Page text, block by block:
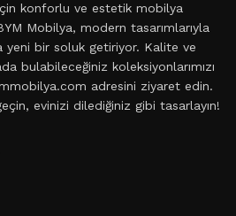
konforlu ve estetik mobilya
Mobilya, modern tasarımlarıyla
yeni bir soluk getiriyor. Kalite ve
bulabileceğiniz koleksiyonlarımızı
adresini ziyaret edin.
evinizi dilediğiniz gibi tasarlayın!